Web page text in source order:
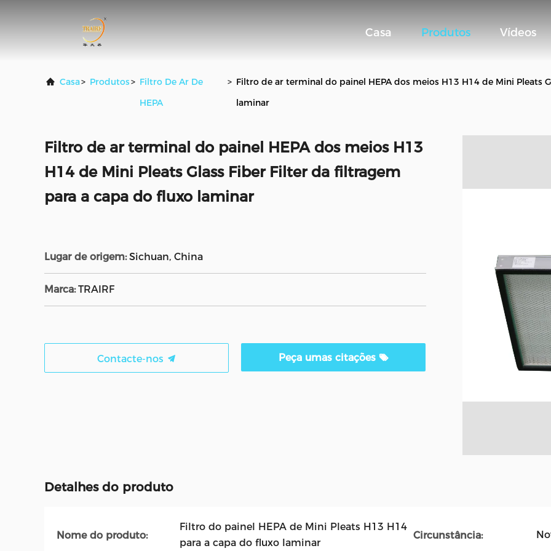
Casa Produtos Vídeos
Casa> Produtos> Filtro De Ar De
HEPA
> Filtro de ar terminal do painel HEPA dos meios H13 H14 de Mini Pleats
laminar
Filtro de ar terminal do painel HEPA dos meios H13
H14 de Mini Pleats Glass Fiber Filter da filtragem
para a capa do fluxo laminar
Lugar de origem: Sichuan, China
Marca: TRAIRF
Contacte-nos Peça umas citações
Detalhes do produto
Nome do produto:
Filtro do painel HEPA de Mini Pleats H13 H14
para a capa do fluxo laminar
Circunstância: